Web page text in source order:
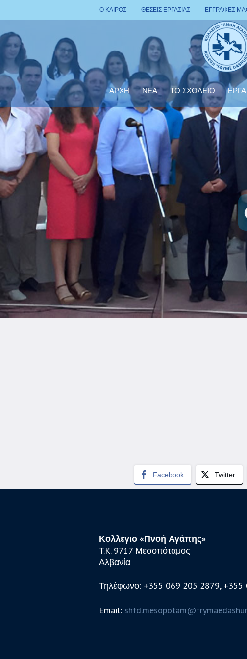
Ο ΚΑΙΡΟΣ ΘΕΣΕΙΣ ΕΡΓΑΣΙΑΣ ΕΓΓΡΑΦΕΣ
ΑΡΧΗ ΝΕΑ ΤΟ ΣΧΟΛΕΙΟ
Facebook Twitter
Κολλέγιο «Πνοή Αγάπης»
T.K. 9717 Μεσοπόταμος
Αλβανία
Τηλέφωνο: +355 069 205 2879, +355
Email: